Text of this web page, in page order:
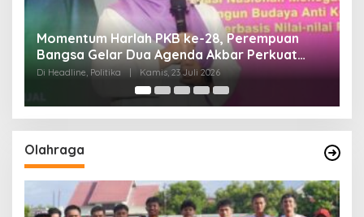
Di Pelantikan PAN Sulteng, Gubernur Anwar
Hafid Ajak Sinergi Optimalkan Potensi Daerah
Di Headline, Politika | Minggu, 5 Juli 2026
Olahraga